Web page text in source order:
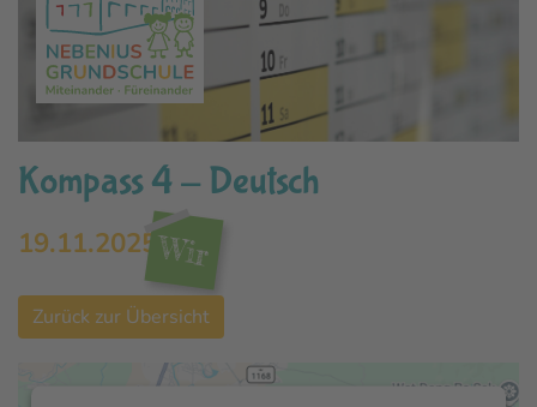
Kompass 4 - Deutsch
19.11.2025Wir
Zurück zur Übersicht